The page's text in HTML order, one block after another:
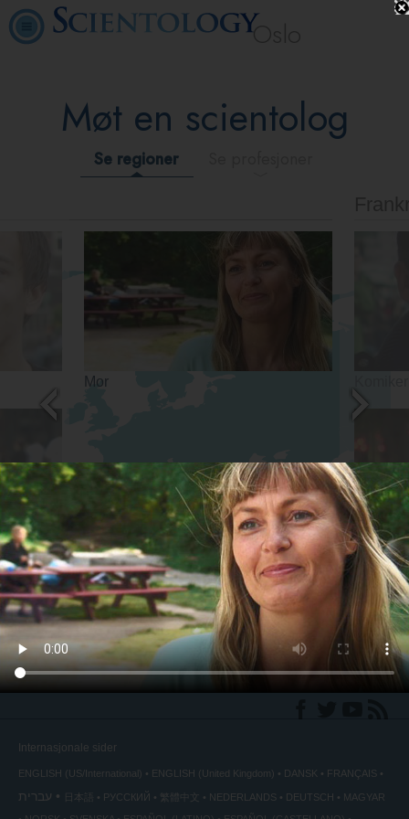
Oslo
Møt en scientolog
Se regioner
Mor
Fotograf
◀ back
Internasjonale sider
ENGLISH (US/International) ENGLISH (United Kingdom) DANSK FRANÇAIS
עברית 日本語 РУССКИЙ 繁體中文 NEDERLANDS DEUTSCH
MAGYAR